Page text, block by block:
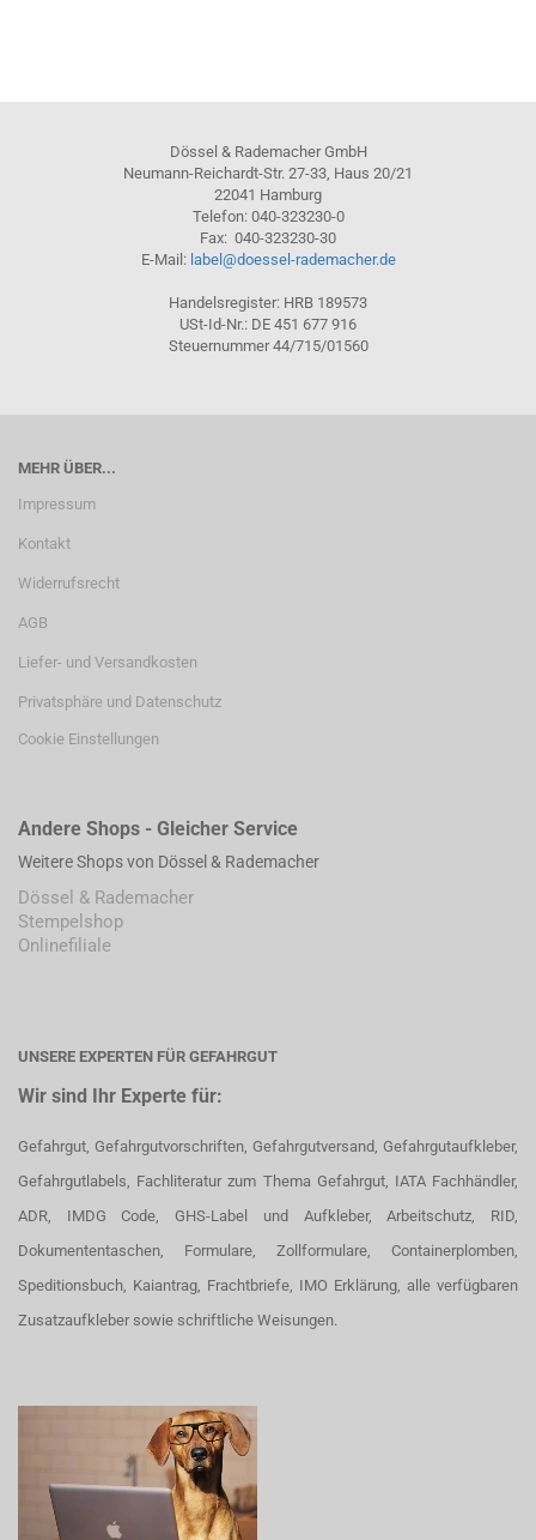
Dössel & Rademacher GmbH
Neumann-Reichardt-Str. 27-33, Haus 20/21
22041 Hamburg
Telefon: 040-323230-0
Fax: 040-323230-30
E-Mail: label@doessel-rademacher.de
Handelsregister: HRB 189573
USt-Id-Nr.: DE 451 677 916
Steuernummer 44/715/01560
MEHR ÜBER...
Impressum
Kontakt
Widerrufsrecht
AGB
Liefer- und Versandkosten
Privatsphäre und Datenschutz
Cookie Einstellungen
Andere Shops - Gleicher Service
Weitere Shops von Dössel & Rademacher
Dössel & Rademacher
Stempelshop
Onlinefiliale
UNSERE EXPERTEN FÜR GEFAHRGUT
Wir sind Ihr Experte für:
Gefahrgut, Gefahrgutvorschriften, Gefahrgutversand, Gefahrgutaufkleber,
Gefahrgutlabels, Fachliteratur zum Thema Gefahrgut, IATA Fachhändler,
ADR, IMDG Code, GHS-Label und Aufkleber, Arbeitschutz, RID,
Dokumententaschen, Formulare, Zollformulare, Containerplomben,
Speditionsbuch, Kaiantrag, Frachtbriefe, IMO Erklärung, alle verfügbaren
Zusatzaufkleber sowie schriftliche Weisungen.